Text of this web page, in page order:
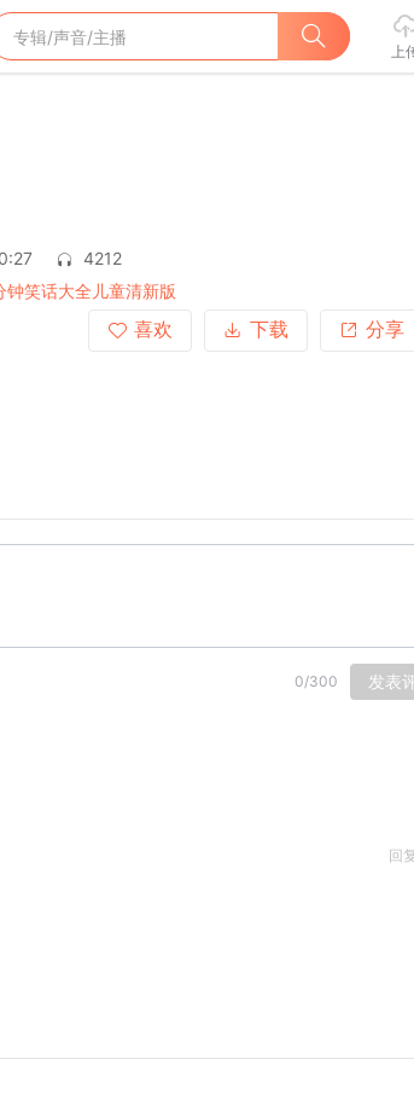
上
4212
笑话大全儿童清新版
喜欢
下载 分享
0/300 发表
回复